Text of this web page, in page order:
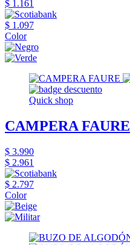
$ 1.161
$ 1.097
Color
Quick shop
CAMPERA FAURE
$ 3.990
$ 2.961
$ 2.797
Color